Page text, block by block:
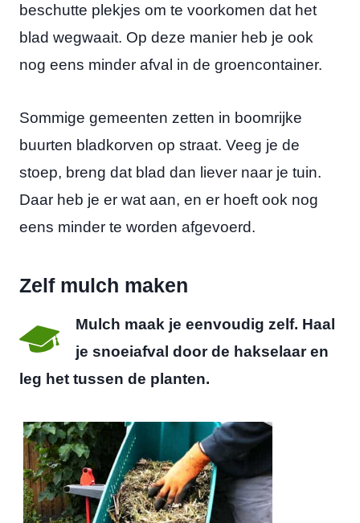
beschutte plekjes om te voorkomen dat het
blad wegwaait. Op deze manier heb je ook
nog eens minder afval in de groencontainer.
Sommige gemeenten zetten in boomrijke
buurten bladkorven op straat. Veeg je de
stoep, breng dat blad dan liever naar je tuin.
Daar heb je er wat aan, en er hoeft ook nog
eens minder te worden afgevoerd.
Zelf mulch maken
Mulch maak je eenvoudig zelf. Haal
je snoeiafval door de hakselaar en
leg het tussen de planten.